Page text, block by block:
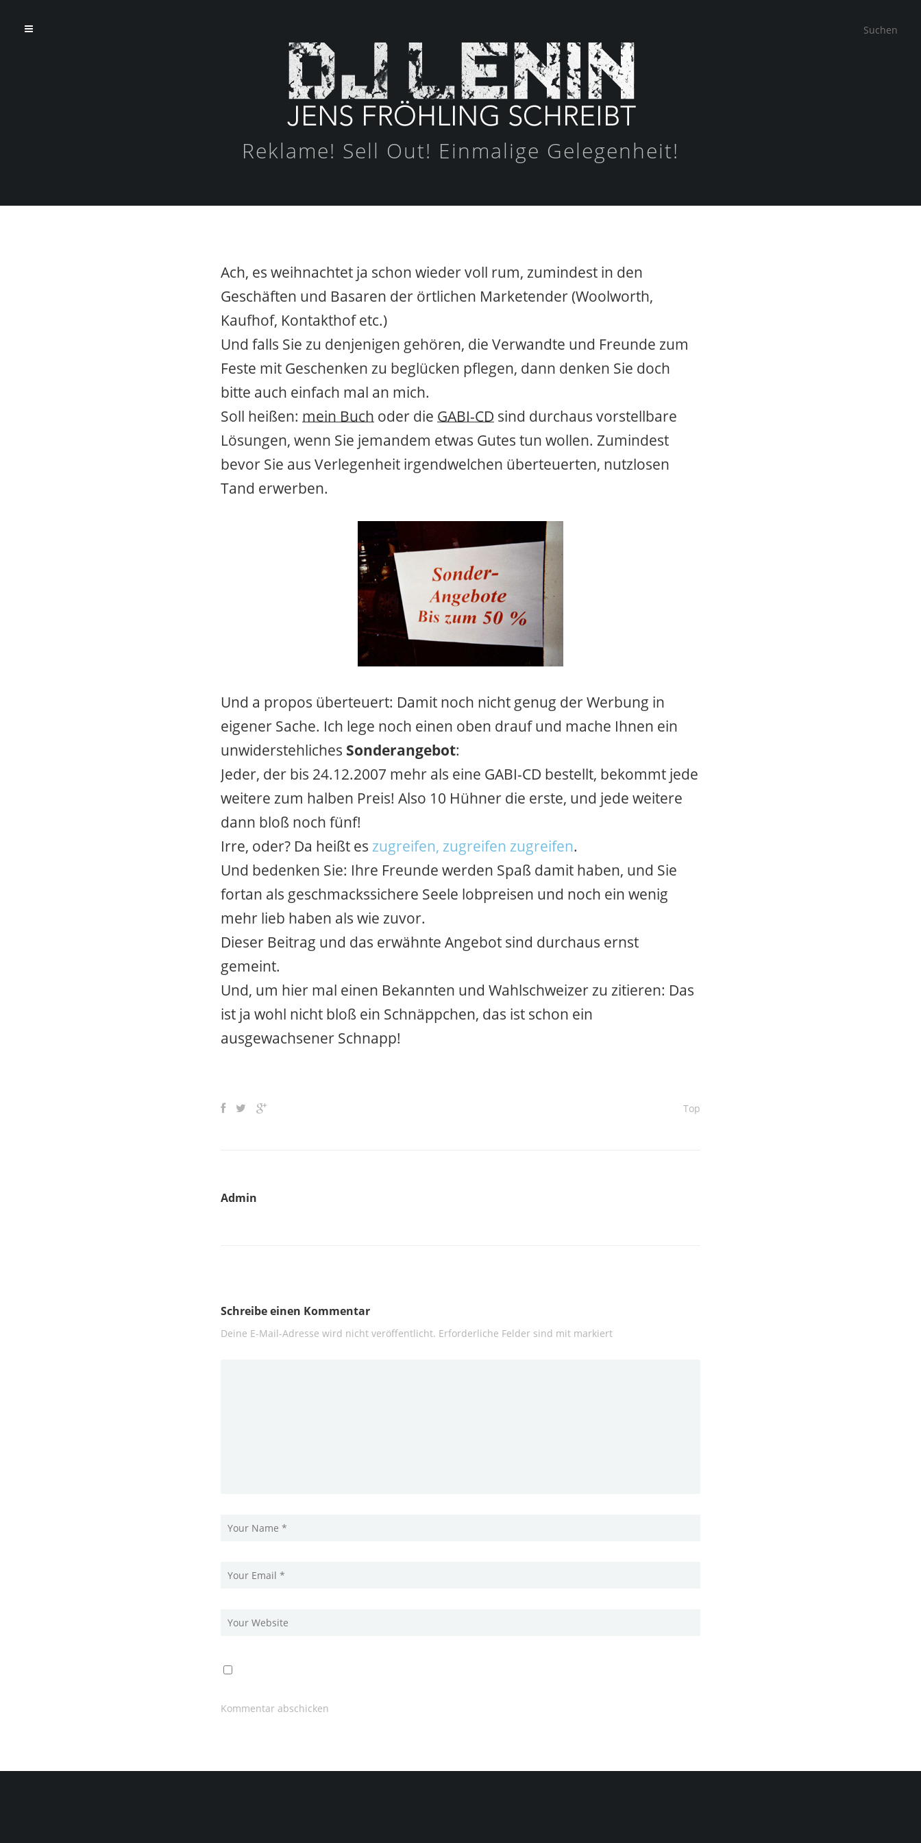
Reklame! Sell Out! Einmalige Gelegenheit!
Ach, es weihnachtet ja schon wieder voll rum, zumindest in den
Geschäften und Basaren der örtlichen Marketender (Woolworth,
Kaufhof, Kontakthof etc.)
Und falls Sie zu denjenigen gehören, die Verwandte und Freunde zum
Feste mit Geschenken zu beglücken pflegen, dann denken Sie doch
bitte auch einfach mal an mich.
Soll heißen: mein Buch oder die GABI-CD sind durchaus vorstellbare
Lösungen, wenn Sie jemandem etwas Gutes tun wollen. Zumindest
bevor Sie aus Verlegenheit irgendwelchen überteuerten, nutzlosen
Tand erwerben.
Und a propos überteuert: Damit noch nicht genug der Werbung in
eigener Sache. Ich lege noch einen oben drauf und mache Ihnen ein
unwiderstehliches Sonderangebot:
Jeder, der bis 24.12.2007 mehr als eine GABI-CD bestellt, bekommt jede
weitere zum halben Preis! Also 10 Hühner die erste, und jede weitere
dann bloß noch fünf!
Irre, oder? Da heißt es zugreifen, zugreifen zugreifen.
Und bedenken Sie: Ihre Freunde werden Spaß damit haben, und Sie
fortan als geschmackssichere Seele lobpreisen und noch ein wenig
mehr lieb haben als wie zuvor.
Dieser Beitrag und das erwähnte Angebot sind durchaus ernst
gemeint.
Und, um hier mal einen Bekannten und Wahlschweizer zu zitieren: Das
ist ja wohl nicht bloß ein Schnäppchen, das ist schon ein
ausgewachsener Schnapp!
Top
Admin
Schreibe einen Kommentar
Deine E-Mail-Adresse wird nicht veröffentlicht. Erforderliche Felder sind mit markiert